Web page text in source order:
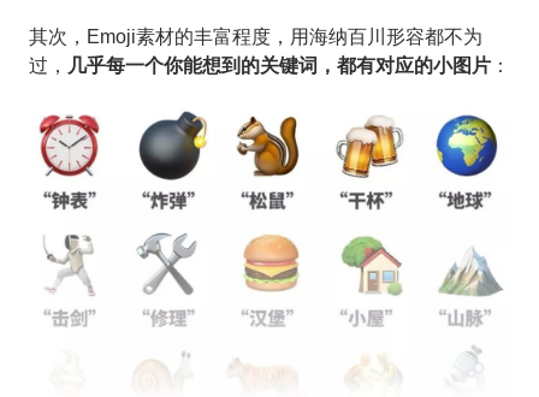
其次，Emoji素材的丰富程度，用海纳百川形容都不为
过， 几乎每一个你能想到的关键词，都有对应的小图片 ：